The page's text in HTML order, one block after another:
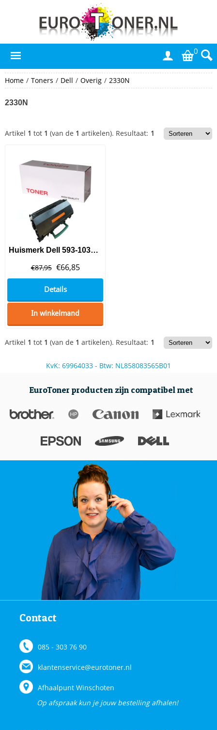
0
Home / Toners / Dell / Overig / 2330N
2330N
Artikel 1 tot 1 (van de 1 artikelen). Resultaat: 1
Huismerk Dell 593-10335 (PK941) Toner Black
€87,95 €66,85
Details
In winkelmand
Artikel 1 tot 1 (van de 1 artikelen). Resultaat: 1
KvK: 69964033 - Btw: NL858083565B01
EuroToner producten zijn compatibel met
Contact
085 - 303 76 90
klantenservice@eurotoner.nl
Afhaalpunt Winschoten
Op afspraak kun je jouw bestelling afhalen!